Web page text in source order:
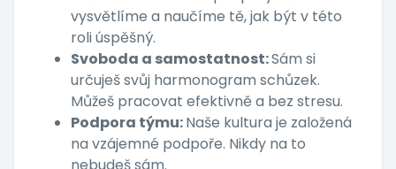
vysvětlíme a naučíme tě, jak být v této
roli úspěšný.
Svoboda a samostatnost:Sám si
určuješ svůj harmonogram schůzek.
Můžeš pracovat efektivně a bez stresu.
Podpora týmu:Naše kultura je založená
na vzájemné podpoře. Nikdy na to